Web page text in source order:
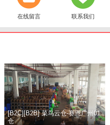
在线留言 联系我们
[B2C][B2B] 菜鸟云仓-赛恩广州01
仓